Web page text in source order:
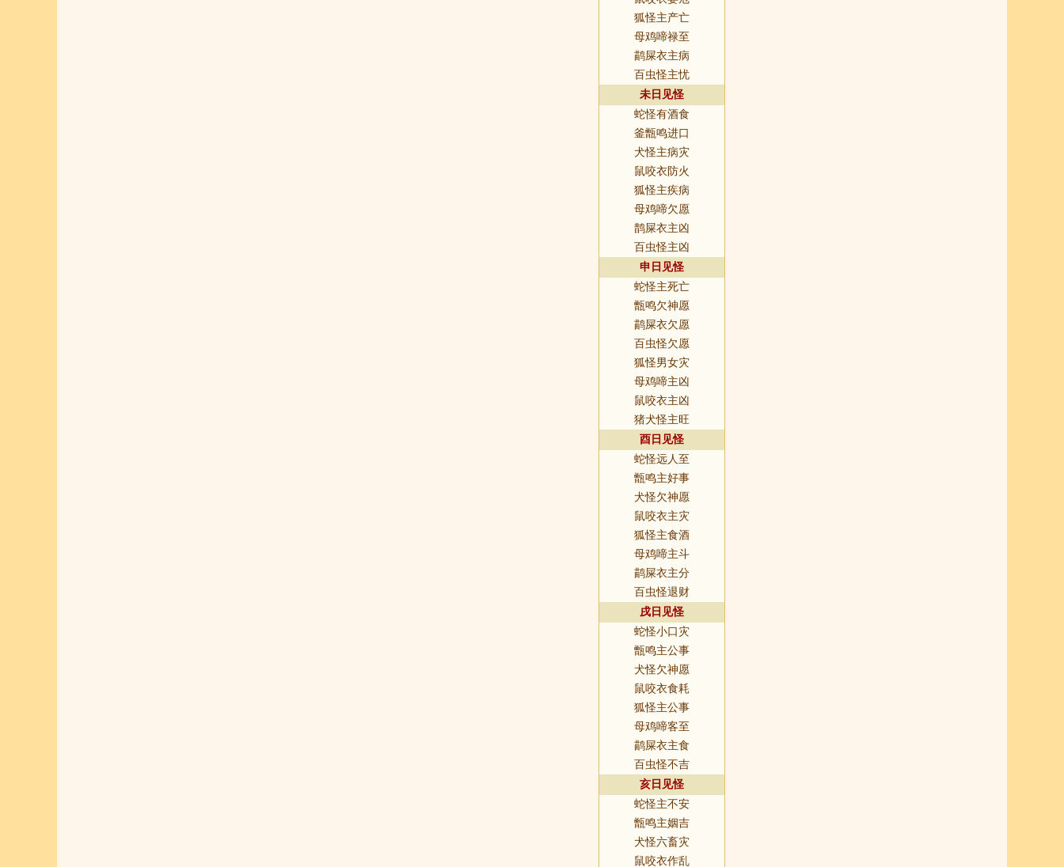
狐怪主产亡
母鸡啼禄至
鹋屎衣主病
百虫怪主忧
未日见怪
蛇怪有酒食
釜甑鸣进口
犬怪主病灾
鼠咬衣防火
狐怪主疾病
母鸡啼欠愿
鹊屎衣主凶
百虫怪主凶
申日见怪
蛇怪主死亡
甑鸣欠神愿
鹋屎衣欠愿
百虫怪欠愿
狐怪男女灾
母鸡啼主凶
鼠咬衣主凶
猪犬怪主旺
酉日见怪
蛇怪远人至
甑鸣主好事
犬怪欠神愿
鼠咬衣主灾
狐怪主食酒
母鸡啼主斗
鹋屎衣主分
百虫怪退财
戌日见怪
蛇怪小口灾
甑鸣主公事
犬怪欠神愿
鼠咬衣食耗
狐怪主公事
母鸡啼客至
鹋屎衣主食
百虫怪不吉
亥日见怪
蛇怪主不安
甑鸣主姻吉
犬怪六畜灾
鼠咬衣作乱